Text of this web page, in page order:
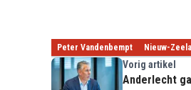
Peter Vandenbempt Nieuw-
Vorig artikel
Anderlecht